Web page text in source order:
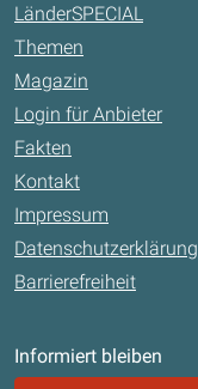
LänderSPECIAL
Themen
Magazin
Login für Anbieter
Fakten
Kontakt
Impressum
Datenschutzerklärung
Barrierefreiheit
Informiert bleiben